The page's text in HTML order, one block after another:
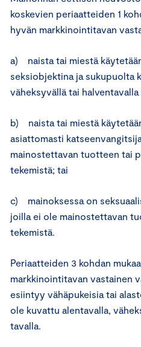
koskevien periaatteiden 1
hyvän markkinointitavan
a) naista tai miestä
seksiobjektina ja sukupuolta
väheksyvällä tai halventavalla
b) naista tai miestä
asiattomasti
mainostettavan tuotteen tai
tekemistä; tai
c) mainoksessa on
joilla ei ole mainostettavan
tekemistä.
Periaatteiden 3 kohdan
markkinointitavan vastainen
esiintyy vähäpukeisia tai
ole kuvattu alentavalla,
tavalla.